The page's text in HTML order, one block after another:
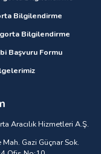
Bilgilendirme
Bilgilendirme
Başvuru Formu
Aracılık Hizmetleri A.Ş.
Gazi Güçnar Sok.